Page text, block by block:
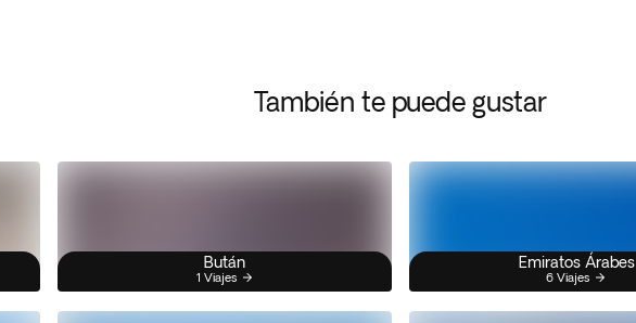
También te puede gustar
Bután
1 Viajes
Emiratos Árabes
6 Viajes